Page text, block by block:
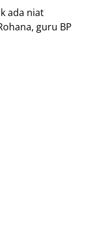
ada niat
guru BP